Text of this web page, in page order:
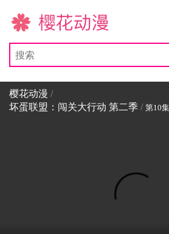
樱花动漫
樱花动漫 /
坏蛋联盟：闯关大行动 第二季 / 第10集